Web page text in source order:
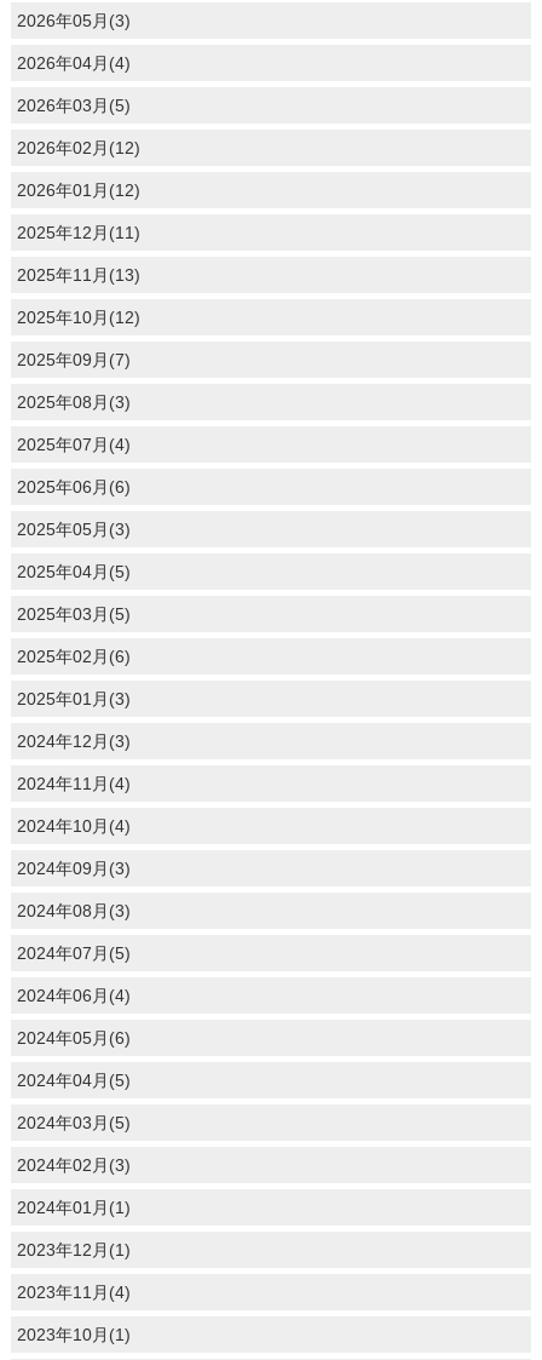
2026年05月(3)
2026年04月(4)
2026年03月(5)
2026年02月(12)
2026年01月(12)
2025年12月(11)
2025年11月(13)
2025年10月(12)
2025年09月(7)
2025年08月(3)
2025年07月(4)
2025年06月(6)
2025年05月(3)
2025年04月(5)
2025年03月(5)
2025年02月(6)
2025年01月(3)
2024年12月(3)
2024年11月(4)
2024年10月(4)
2024年09月(3)
2024年08月(3)
2024年07月(5)
2024年06月(4)
2024年05月(6)
2024年04月(5)
2024年03月(5)
2024年02月(3)
2024年01月(1)
2023年12月(1)
2023年11月(4)
2023年10月(1)